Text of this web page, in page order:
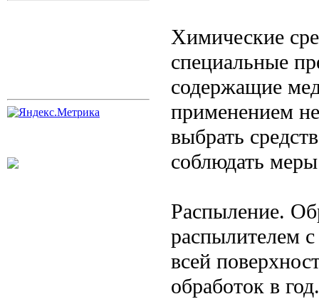
Химические
специальные
содержащие
применением
выбрать
соблюдать
Распыление.
распылителем
всей
обработок в год.